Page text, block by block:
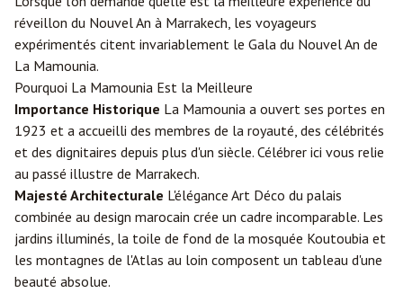
réveillon du Nouvel An à Marrakech, les voyageurs
expérimentés citent invariablement le Gala du Nouvel An de
La Mamounia.
Pourquoi La Mamounia Est la Meilleure
Importance Historique La Mamounia a ouvert ses portes en
1923 et a accueilli des membres de la royauté, des célébrités
et des dignitaires depuis plus d'un siècle. Célébrer ici vous relie
au passé illustre de Marrakech.
Majesté Architecturale L'élégance Art Déco du palais
combinée au design marocain crée un cadre incomparable. Les
jardins illuminés, la toile de fond de la mosquée Koutoubia et
les montagnes de l'Atlas au loin composent un tableau d'une
beauté absolue.